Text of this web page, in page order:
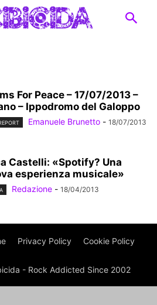
For Peace – 17/07/2013 –
– Ippodromo del Galoppo
Emanuele Brunetto - 18/07/2013
Castelli: «Spotify? Una
esperienza musicale»
Redazione - 18/04/2013
Privacy Policy Cookie Policy
- Rock Addicted Since 2002